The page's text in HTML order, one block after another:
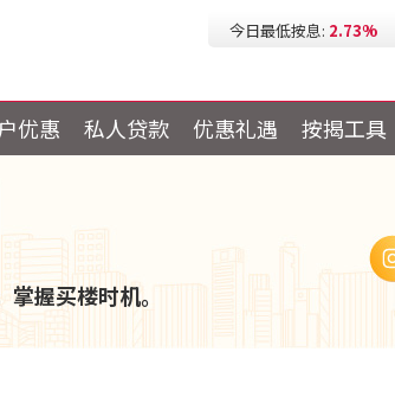
今日最低按息: 2.73%
优惠 私人贷款 优惠礼遇 按揭工具
握买楼时机。